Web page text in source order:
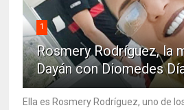
1
Rosmery Rodríguez, la
Dayán con Diomedes
Ella es Rosmery Rodríguez, uno de